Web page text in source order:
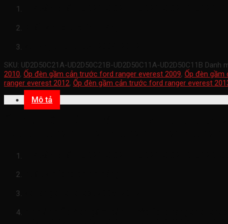
SKU: UD2D50C21A-UD2D50C21B-UD2D50C11A-UD2D50C11B Danh
2010, Ốp đèn gầm cản trước ford ranger everest 2009, Ốp đèn
ranger everest 2012, Ốp đèn gầm cản trước ford ranger everest
Mô tả